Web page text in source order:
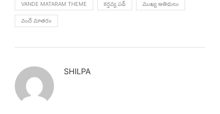
VANDE MATARAM THEME కర్తవ్య పథ్ ముఖ్య అతిథులు
వందే మాతరం
SHILPA